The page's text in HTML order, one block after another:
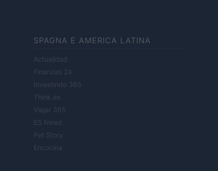
SPAGNA E AMERICA LATINA
Actualidad
Finanzas 24
Investindo 365
Think.es
Viajar 365
ES Newz
Pet Story
Encocina